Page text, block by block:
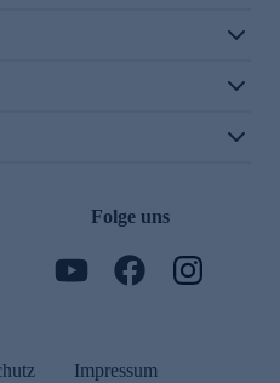
Folge uns
Impressum